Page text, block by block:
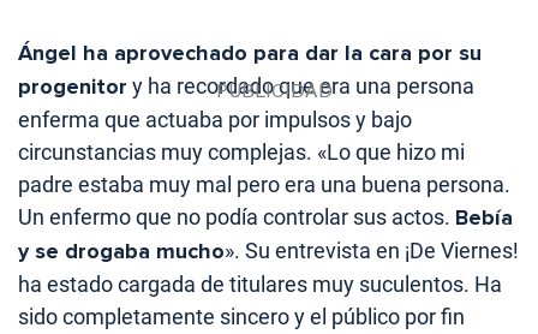
Ángel ha aprovechado para dar la cara por su
progenitor y ha recordado que era una persona
enferma que actuaba por impulsos y bajo
circunstancias muy complejas. «Lo que hizo mi
padre estaba muy mal pero era una buena persona.
Un enfermo que no podía controlar sus actos. Bebía
y se drogaba mucho». Su entrevista en ¡De Viernes!
ha estado cargada de titulares muy suculentos. Ha
sido completamente sincero y el público por fin